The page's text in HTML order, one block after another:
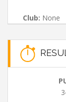
Club: None